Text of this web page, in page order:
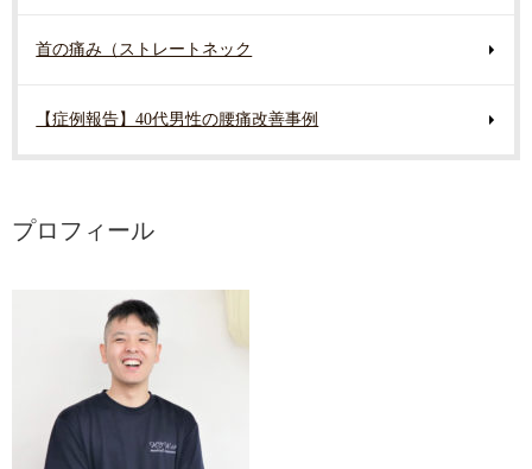
首の痛み（ストレートネック
【症例報告】40代男性の腰痛改善事例
プロフィール